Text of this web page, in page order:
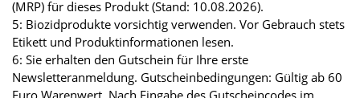
(MRP) für dieses Produkt (Stand: 10.08.2026).
5: Biozidprodukte vorsichtig verwenden. Vor Gebrauch stets
Etikett und Produktinformationen lesen.
6: Sie erhalten den Gutschein für Ihre erste
Newsletteranmeldung. Gutscheinbedingungen: Gültig ab 60